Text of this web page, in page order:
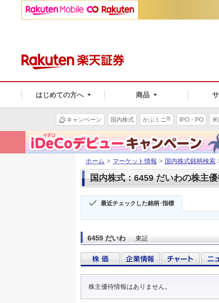
はじめての方へ 商品
キャンペーン 国内株式 かぶミニ® IPO・PO
ホーム > マーケット情報 > 国内株式銘柄検索
国内株式：6459 だいわの株主
最近チェックした銘柄･指標
6459 だいわ 東証
株主優待情報はありません。